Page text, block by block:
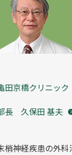
田京橋クリニッ
長 久保田 基夫
梢神経疾患の外科